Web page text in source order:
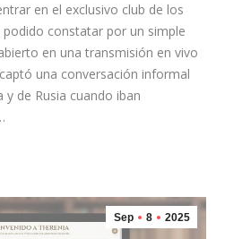
en el exclusivo club de los
constatar por un simple
en una transmisión en vivo
una conversación informal
y de Rusia cuando iban
Sep 8 2025